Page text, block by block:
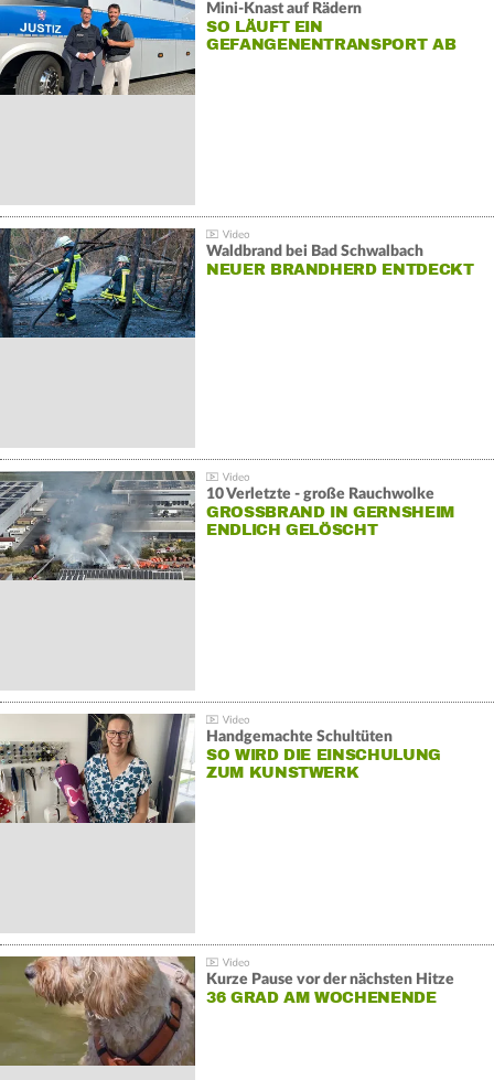
Mini-Knast auf Rädern
SO LÄUFT EIN
GEFANGENENTRANSPORT AB
Waldbrand bei Bad Schwalbach
NEUER BRANDHERD ENTDECKT
10 Verletzte - große Rauchwolke
GROSSBRAND IN GERNSHEIM E
NDLICH GELÖSCHT
Handgemachte Schultüten
SO WIRD DIE EINSCHULUNG
ZUM KUNSTWERK
Kurze Pause vor der nächsten Hitze
36 GRAD AM WOCHENENDE